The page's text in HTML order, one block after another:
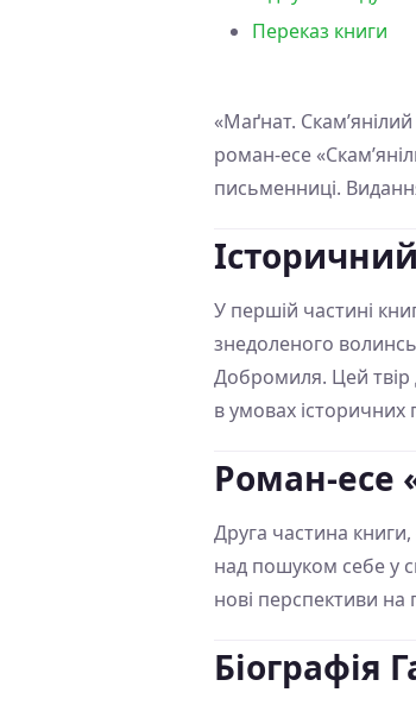
Переказ книги
«Маґнат.
роман-есе
письменниці.
У першій частині
знедоленого
Добромиля. Цей твір
в умовах історичних
Роман-есе
Друга частина
над пошуком себе у
нові перспективи на
Біографія